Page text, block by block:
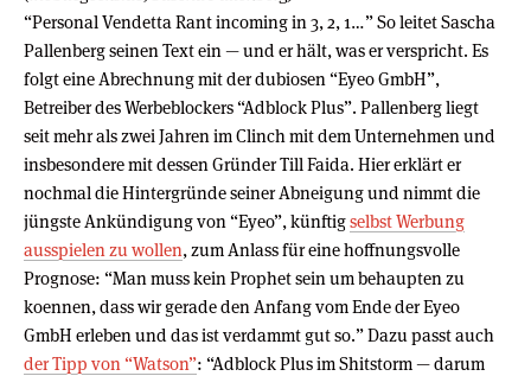
“Personal Vendetta Rant incoming in 3, 2, 1…” So leitet Sascha
Pallenberg seinen Text ein — und er hält, was er verspricht. Es
folgt eine Abrechnung mit der dubiosen “Eyeo GmbH”,
Betreiber des Werbeblockers “Adblock Plus”. Pallenberg liegt
seit mehr als zwei Jahren im Clinch mit dem Unternehmen und
insbesondere mit dessen Gründer Till Faida. Hier erklärt er
nochmal die Hintergründe seiner Abneigung und nimmt die
jüngste Ankündigung von “Eyeo”, künftigselbst Werbung
ausspielen zu wollen, zum Anlass für eine hoffnungsvolle
Prognose: “Man muss kein Prophet sein um behaupten zu
koennen, dass wir gerade den Anfang vom Ende der Eyeo
GmbH erleben und das ist verdammt gut so.” Dazu passt auch
der Tipp von “Watson”: “Adblock Plus im Shitstorm — darum